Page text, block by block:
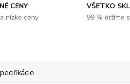
CENY
nízke ceny
VŠETKO
99 % držíme